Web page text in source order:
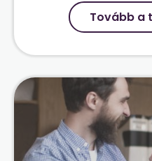
Tovább a